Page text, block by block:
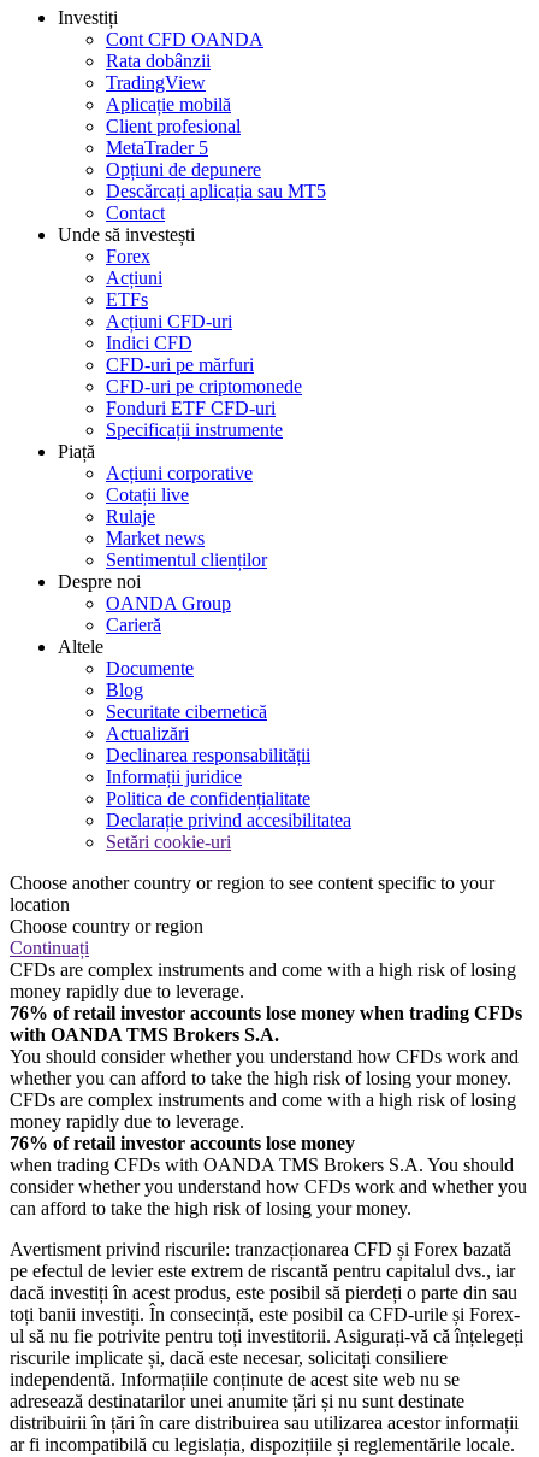
Investiți
Cont CFD OANDA
Rata dobânzii
TradingView
Aplicație mobilă
Client profesional
MetaTrader 5
Opțiuni de depunere
Descărcați aplicația sau MT5
Contact
Unde să investești
Forex
Acțiuni
ETFs
Acțiuni CFD-uri
Indici CFD
CFD-uri pe mărfuri
CFD-uri pe criptomonede
Fonduri ETF CFD-uri
Specificații instrumente
Piață
Acțiuni corporative
Cotații live
Rulaje
Market news
Sentimentul clienților
Despre noi
OANDA Group
Carieră
Altele
Documente
Blog
Securitate cibernetică
Actualizări
Declinarea responsabilității
Informații juridice
Politica de confidențialitate
Declarație privind accesibilitatea
Setări cookie-uri
Choose another country or region to see content specific to your
location
Choose country or region
Continuați
CFDs are complex instruments and come with a high risk of losing
money rapidly due to leverage.
76% of retail investor accounts lose money when trading CFDs
with OANDA TMS Brokers S.A.
You should consider whether you understand how CFDs work and
whether you can afford to take the high risk of losing your money.
CFDs are complex instruments and come with a high risk of losing
money rapidly due to leverage.
76% of retail investor accounts lose money
when trading CFDs with OANDA TMS Brokers S.A. You should
consider whether you understand how CFDs work and whether you
can afford to take the high risk of losing your money.
Avertisment privind riscurile: tranzacționarea CFD și Forex bazată
pe efectul de levier este extrem de riscantă pentru capitalul dvs., iar
dacă investiți în acest produs, este posibil să pierdeți o parte din sau
toți banii investiți. În consecință, este posibil ca CFD-urile și Forex-
ul să nu fie potrivite pentru toți investitorii. Asigurați-vă că înțelegeți
riscurile implicate și, dacă este necesar, solicitați consiliere
independentă. Informațiile conținute de acest site web nu se
adresează destinatarilor unei anumite țări și nu sunt destinate
distribuirii în țări în care distribuirea sau utilizarea acestor informații
ar fi incompatibilă cu legislația, dispozițiile și reglementările locale.